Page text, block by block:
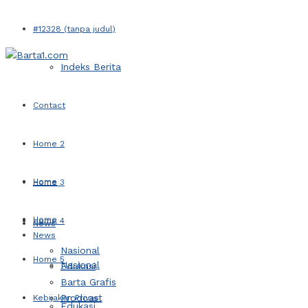
#12328 (tanpa judul)
Indeks Berita
Contact
Home 2
Home 3
Home 4
Home 5
Kebijakan Privasi
Home
News
Nasional
Home
News
Nasional
Edukasi
Barta Grafis
Prodcast